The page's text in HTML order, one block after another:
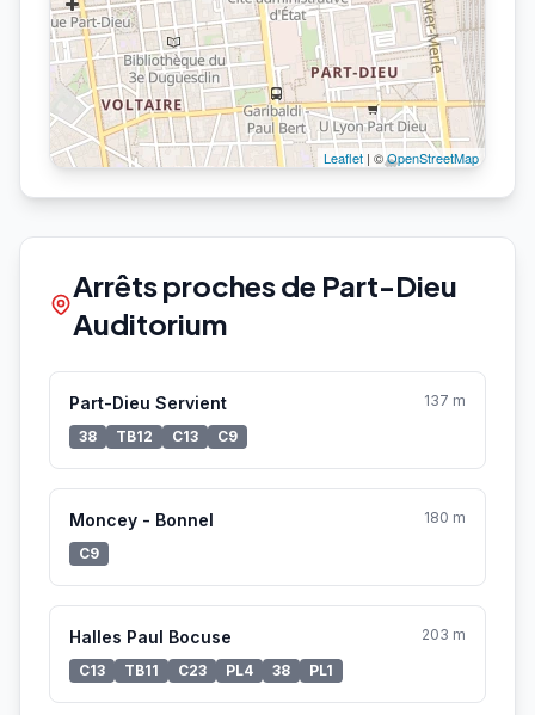
Leaflet | ©OpenStreetMap
Arrêts proches de Part-Dieu
Auditorium
Part-Dieu Servient
137 m
38
TB12 C13 C9
Moncey - Bonnel
180 m
C9
Halles Paul Bocuse
203 m
C13
TB11 C23 PL4 38 PL1